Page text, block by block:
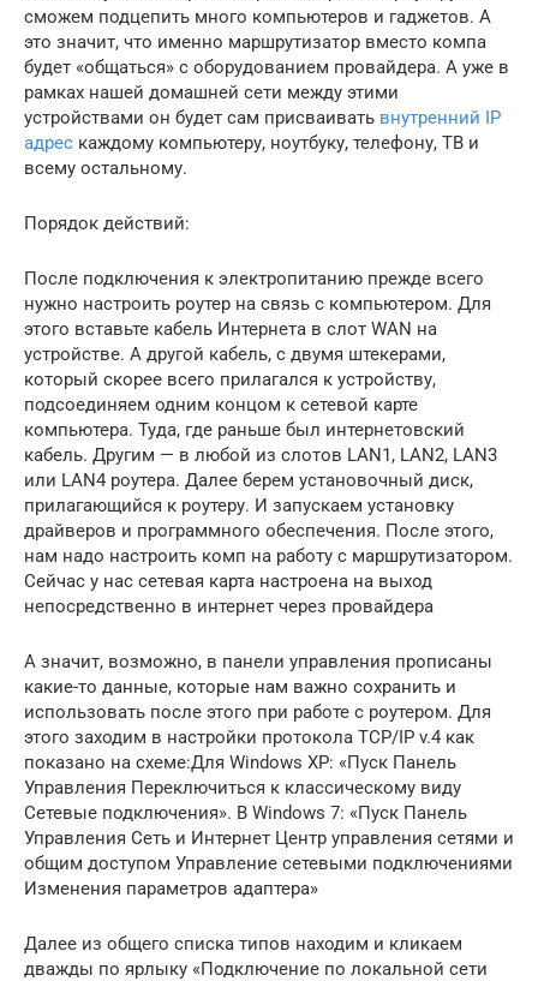
сможем подцепить много компьютеров и гаджетов. А
это значит, что именно маршрутизатор вместо компа
будет «общаться» с оборудованием провайдера. А уже в
рамках нашей домашней сети между этими
устройствами он будет сам присваивать внутренний IP
адрес каждому компьютеру, ноутбуку, телефону, ТВ и
всему остальному.
Порядок действий:
После подключения к электропитанию прежде всего
нужно настроить роутер на связь с компьютером. Для
этого вставьте кабель Интернета в слот WAN на
устройстве. А другой кабель, с двумя штекерами,
который скорее всего прилагался к устройству,
подсоединяем одним концом к сетевой карте
компьютера. Туда, где раньше был интернетовский
кабель. Другим — в любой из слотов LAN1, LAN2, LAN3
или LAN4 роутера. Далее берем установочный диск,
прилагающийся к роутеру. И запускаем установку
драйверов и программного обеспечения. После этого,
нам надо настроить комп на работу с маршрутизатором.
Сейчас у нас сетевая карта настроена на выход
непосредственно в интернет через провайдера
А значит, возможно, в панели управления прописаны
какие-то данные, которые нам важно сохранить и
использовать после этого при работе с роутером. Для
этого заходим в настройки протокола TCP/IP v.4 как
показано на схеме:Для Windows XP: «Пуск Панель
Управления Переключиться к классическому виду
Сетевые подключения». В Windows 7: «Пуск Панель
Управления Сеть и Интернет Центр управления сетями и
общим доступом Управление сетевыми подключениями
Изменения параметров адаптера»
Далее из общего списка типов находим и кликаем
дважды по ярлыку «Подключение по локальной сети